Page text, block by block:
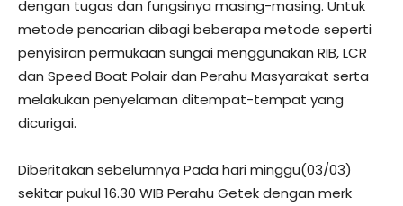
dengan tugas dan fungsinya masing-masing. Untuk
metode pencarian dibagi beberapa metode seperti
penyisiran permukaan sungai menggunakan RIB, LCR
dan Speed Boat Polair dan Perahu Masyarakat serta
melakukan penyelaman ditempat-tempat yang
dicurigai.
Diberitakan sebelumnya Pada hari minggu(03/03)
sekitar pukul 16.30 WIB Perahu Getek dengan merk